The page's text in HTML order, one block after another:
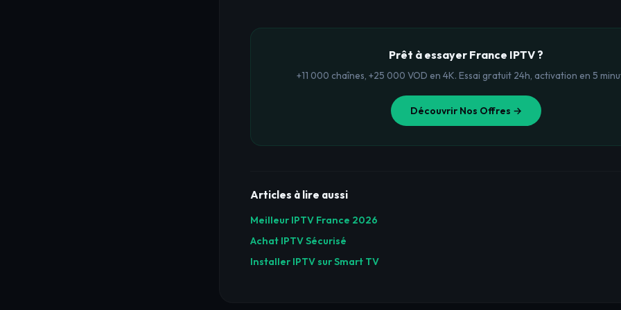
Prêt à essayer France IPTV ?
+11 000 chaînes, +25 000 VOD en 4K. Essai gratuit 24h, activation en 5
Découvrir Nos Offres →
Articles à lire aussi
Meilleur IPTV France 2026
Achat IPTV Sécurisé
Installer IPTV sur Smart TV